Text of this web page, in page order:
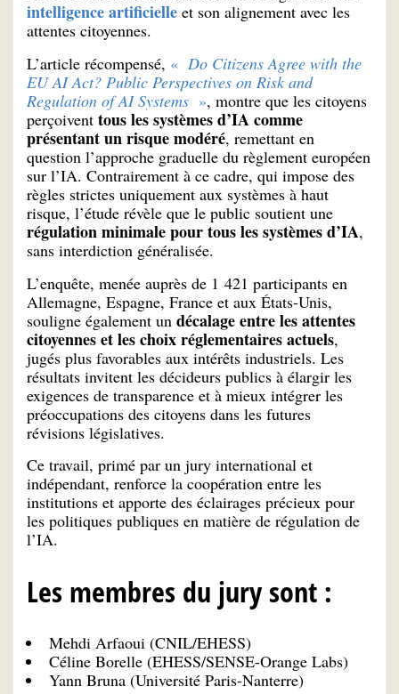
intelligence artificielle et son alignement avec les
attentes citoyennes.
L’article récompensé, « Do Citizens Agree with the
EU AI Act? Public Perspectives on Risk and
Regulation of AI Systems », montre que les citoyens
perçoivent tous les systèmes d’IA comme
présentant un risque modéré, remettant en
question l’approche graduelle du règlement européen
sur l’IA. Contrairement à ce cadre, qui impose des
règles strictes uniquement aux systèmes à haut
risque, l’étude révèle que le public soutient une
régulation minimale pour tous les systèmes d’IA,
sans interdiction généralisée.
L’enquête, menée auprès de 1 421 participants en
Allemagne, Espagne, France et aux États-Unis,
souligne également un décalage entre les attentes
citoyennes et les choix réglementaires actuels,
jugés plus favorables aux intérêts industriels. Les
résultats invitent les décideurs publics à élargir les
exigences de transparence et à mieux intégrer les
préoccupations des citoyens dans les futures
révisions législatives.
Ce travail, primé par un jury international et
indépendant, renforce la coopération entre les
institutions et apporte des éclairages précieux pour
les politiques publiques en matière de régulation de
l’IA.
Les membres du jury sont :
Mehdi Arfaoui (CNIL/EHESS)
Céline Borelle (EHESS/SENSE-Orange Labs)
Yann Bruna (Université Paris-Nanterre)